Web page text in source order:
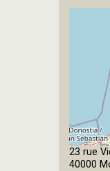
23 rue
40000